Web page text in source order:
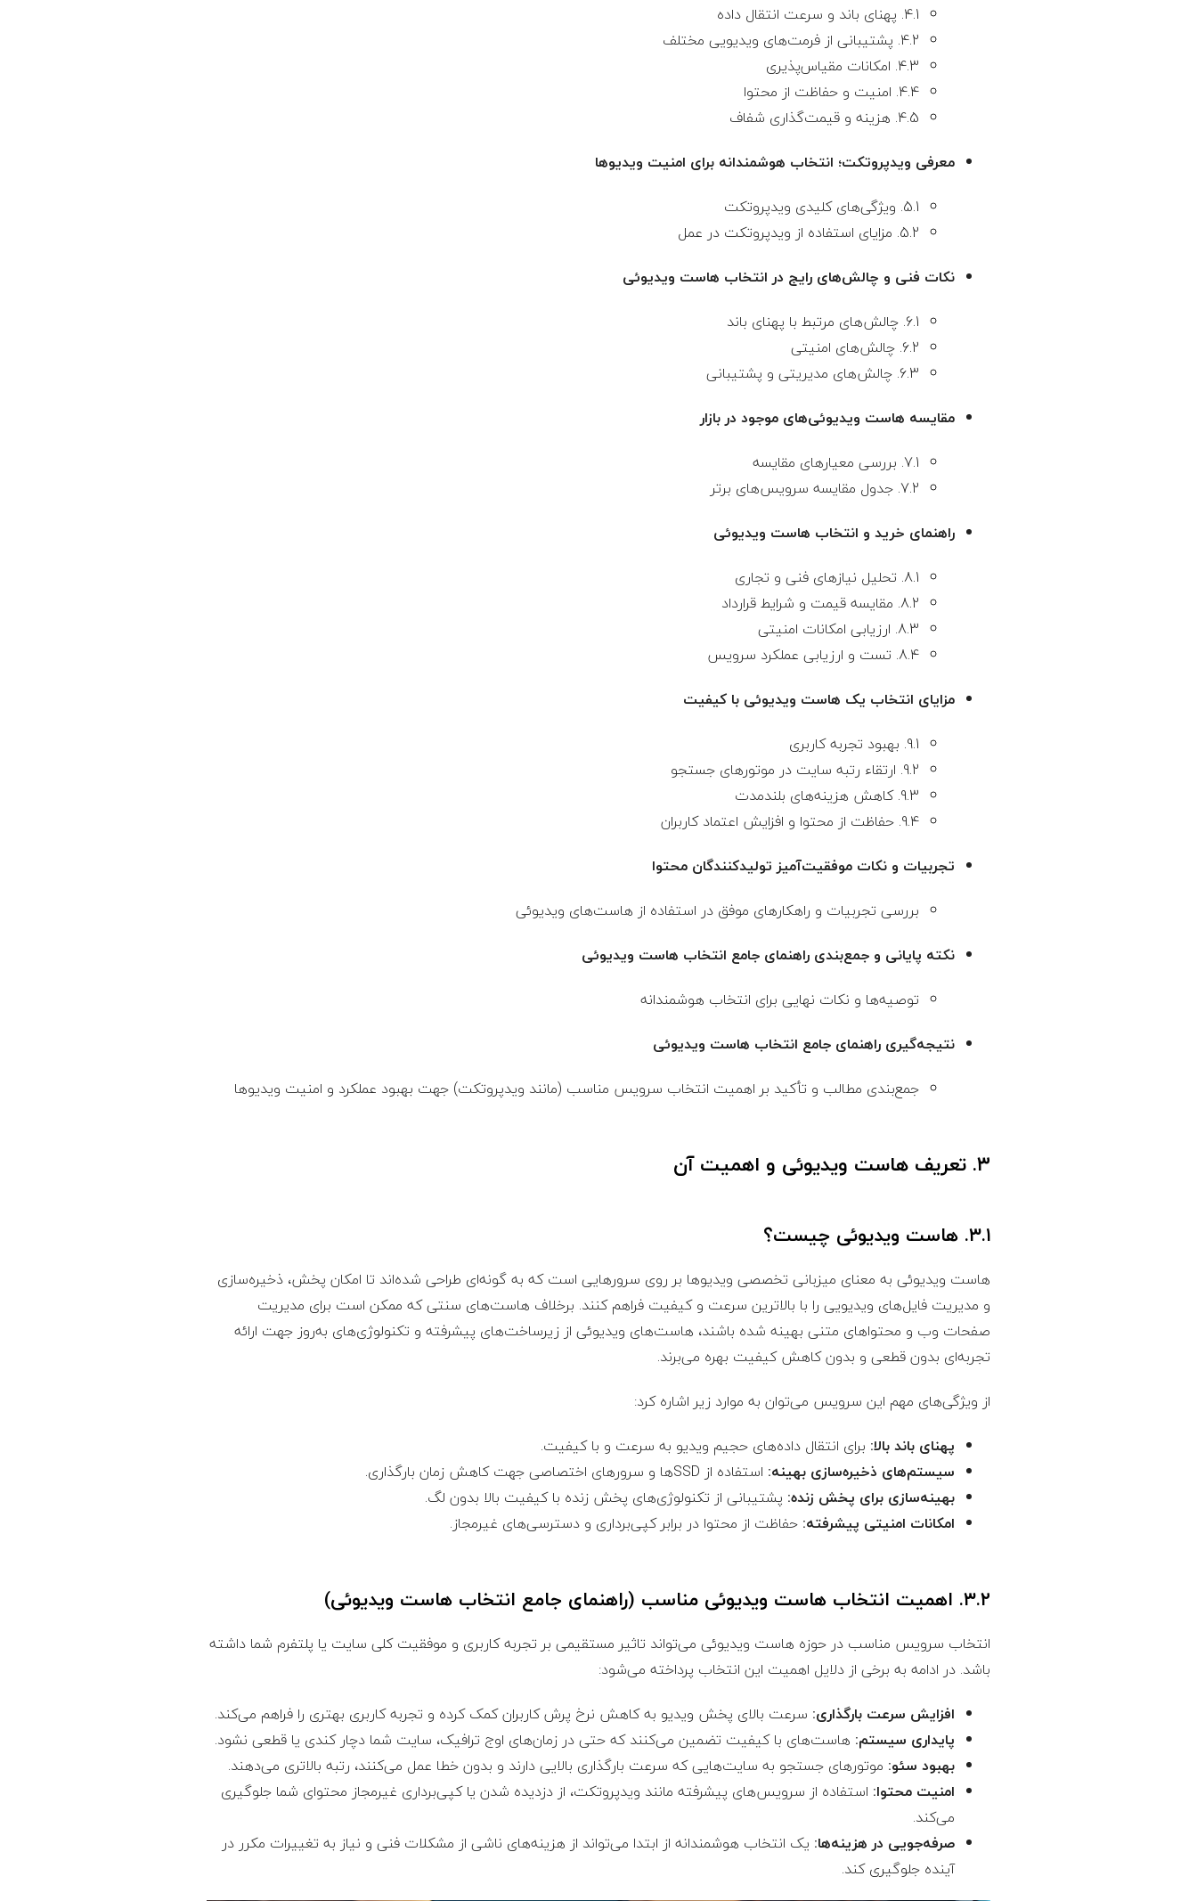
4.1. پهنای باند و سرعت انتقال داده
4.2. پشتیبانی از فرمت‌های ویدیویی مختلف
4.3. امکانات مقیاس‌پذیری
4.4. امنیت و حفاظت از محتوا
4.5. هزینه و قیمت‌گذاری شفاف
معرفی ویدپروتکت؛ انتخاب هوشمندانه برای امنیت ویدیوها
5.1. ویژگی‌های کلیدی ویدپروتکت
5.2. مزایای استفاده از ویدپروتکت در عمل
نکات فنی و چالش‌های رایج در انتخاب هاست ویدیوئی
6.1. چالش‌های مرتبط با پهنای باند
6.2. چالش‌های امنیتی
6.3. چالش‌های مدیریتی و پشتیبانی
مقایسه هاست ویدیوئی‌های موجود در بازار
7.1. بررسی معیارهای مقایسه
7.2. جدول مقایسه سرویس‌های برتر
راهنمای خرید و انتخاب هاست ویدیوئی
8.1. تحلیل نیازهای فنی و تجاری
8.2. مقایسه قیمت و شرایط قرارداد
8.3. ارزیابی امکانات امنیتی
8.4. تست و ارزیابی عملکرد سرویس
مزایای انتخاب یک هاست ویدیوئی با کیفیت
9.1. بهبود تجربه کاربری
9.2. ارتقاء رتبه سایت در موتورهای جستجو
9.3. کاهش هزینه‌های بلندمدت
9.4. حفاظت از محتوا و افزایش اعتماد کاربران
تجربیات و نکات موفقیت‌آمیز تولیدکنندگان محتوا
بررسی تجربیات و راهکارهای موفق در استفاده از هاست‌های ویدیوئی
نکته پایانی و جمع‌بندی راهنمای جامع انتخاب هاست ویدیوئی
توصیه‌ها و نکات نهایی برای انتخاب هوشمندانه
نتیجه‌گیری راهنمای جامع انتخاب هاست ویدیوئی
جمع‌بندی مطالب و تأکید بر اهمیت انتخاب سرویس مناسب (مانند ویدپروتکت) جهت بهبود عملکرد و امنیت ویدیوها
۳. تعریف هاست ویدیوئی و اهمیت آن
۳.۱. هاست ویدیوئی چیست؟
هاست ویدیوئی به معنای میزبانی تخصصی ویدیوها بر روی سرورهایی است که به گونه‌ای طراحی شده‌اند تا امکان پخش، ذخیره‌سازی
و مدیریت فایل‌های ویدیویی را با بالاترین سرعت و کیفیت فراهم کنند. برخلاف هاست‌های سنتی که ممکن است برای مدیریت
صفحات وب و محتواهای متنی بهینه شده باشند، هاست‌های ویدیوئی از زیرساخت‌های پیشرفته و تکنولوژی‌های به‌روز جهت ارائه
تجربه‌ای بدون قطعی و بدون کاهش کیفیت بهره می‌برند.
از ویژگی‌های مهم این سرویس می‌توان به موارد زیر اشاره کرد:
پهنای باند بالا: برای انتقال داده‌های حجیم ویدیو به سرعت و با کیفیت.
سیستم‌های ذخیره‌سازی بهینه: استفاده از SSD‌ها و سرورهای اختصاصی جهت کاهش زمان بارگذاری.
بهینه‌سازی برای پخش زنده: پشتیبانی از تکنولوژی‌های پخش زنده با کیفیت بالا بدون لگ.
امکانات امنیتی پیشرفته: حفاظت از محتوا در برابر کپی‌برداری و دسترسی‌های غیرمجاز.
۳.۲. اهمیت انتخاب هاست ویدیوئی مناسب (راهنمای جامع انتخاب هاست ویدیوئی)
انتخاب سرویس مناسب در حوزه هاست ویدیوئی می‌تواند تاثیر مستقیمی بر تجربه کاربری و موفقیت کلی سایت یا پلتفرم شما داشته
باشد. در ادامه به برخی از دلایل اهمیت این انتخاب پرداخته می‌شود:
افزایش سرعت بارگذاری: سرعت بالای پخش ویدیو به کاهش نرخ پرش کاربران کمک کرده و تجربه کاربری بهتری را فراهم می‌کند.
پایداری سیستم: هاست‌های با کیفیت تضمین می‌کنند که حتی در زمان‌های اوج ترافیک، سایت شما دچار کندی یا قطعی نشود.
بهبود سئو: موتورهای جستجو به سایت‌هایی که سرعت بارگذاری بالایی دارند و بدون خطا عمل می‌کنند، رتبه بالاتری می‌دهند.
امنیت محتوا: استفاده از سرویس‌های پیشرفته مانند ویدپروتکت، از دزدیده شدن یا کپی‌برداری غیرمجاز محتوای شما جلوگیری
می‌کند.
صرفه‌جویی در هزینه‌ها: یک انتخاب هوشمندانه از ابتدا می‌تواند از هزینه‌های ناشی از مشکلات فنی و نیاز به تغییرات مکرر در
آینده جلوگیری کند.